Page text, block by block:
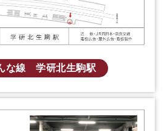
な線 学研北生駒駅